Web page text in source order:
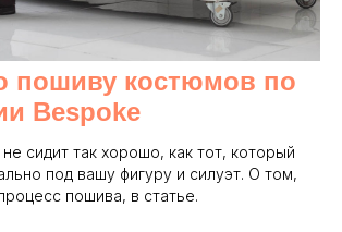
пошиву костюмов по
Bespoke
сидит так хорошо, как тот, который
под вашу фигуру и силуэт. О том,
пошива, в статье.